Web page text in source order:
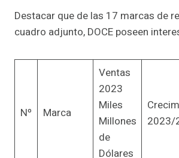
Destacar que de las 17 marcas de
cuadro adjunto, DOCE poseen
Nº Marca
Ventas
2023
Miles
Millones
de
Dólares
2023/